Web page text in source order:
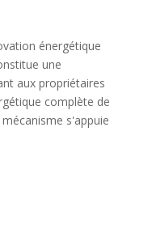
énergétique
une
aux propriétaires
complète de
s'appuie